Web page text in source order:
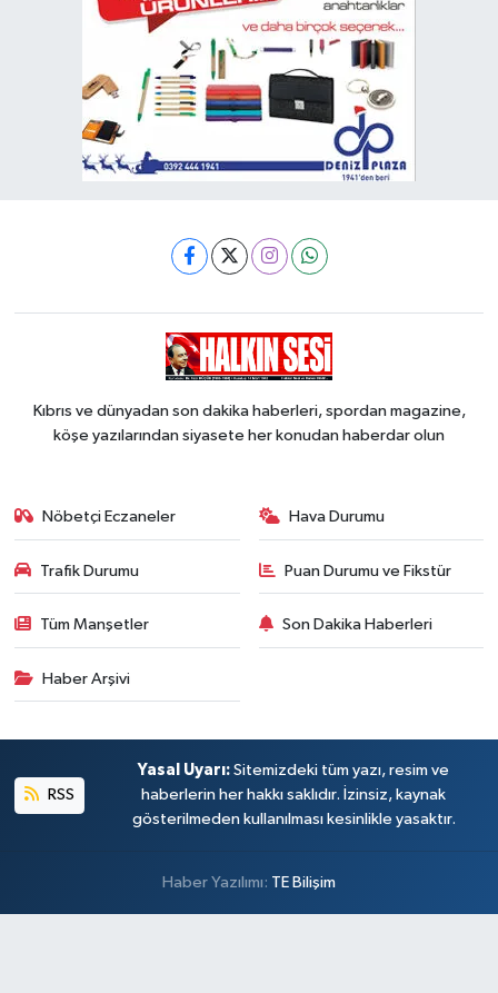
Kıbrıs ve dünyadan son dakika haberleri, spordan magazine,
köşe yazılarından siyasete her konudan haberdar olun
Nöbetçi Eczaneler Hava Durumu
Trafik Durumu Puan Durumu ve Fikstür
Tüm Manşetler Son Dakika Haberleri
Haber Arşivi
RSS
Yasal Uyarı: Sitemizdeki tüm yazı, resim ve
haberlerin her hakkı saklıdır. İzinsiz, kaynak
gösterilmeden kullanılması kesinlikle yasaktır.
Haber Yazılımı: TE Bilişim